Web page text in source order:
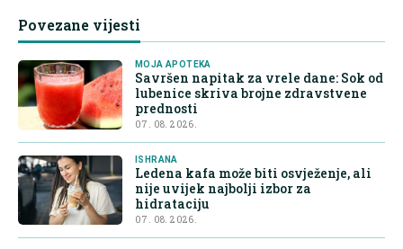
Povezane vijesti
MOJA APOTEKA
Savršen napitak za vrele dane: Sok od
lubenice skriva brojne zdravstvene
prednosti
07. 08. 2026.
ISHRANA
Ledena kafa može biti osvježenje, ali
nije uvijek najbolji izbor za
hidrataciju
07. 08. 2026.